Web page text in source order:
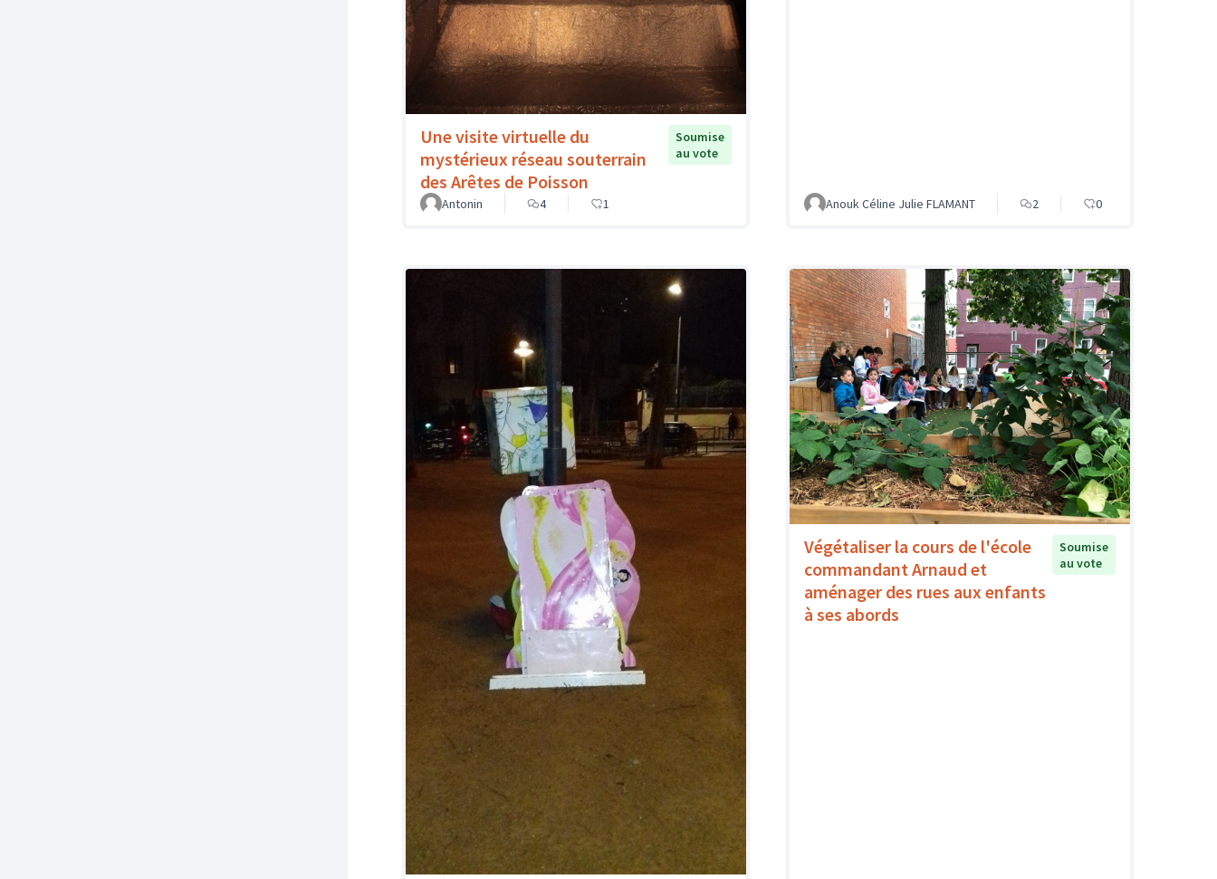
Une visite virtuelle du
mystérieux réseau souterrain
des Arêtes de Poisson
Soumise
au vote
Antonin 4 1 Anouk Céline Julie FLAMANT 2 0
Végétaliser la cours de l'école
commandant Arnaud et
aménager des rues aux enfants
à ses abords
Soumise
au vote